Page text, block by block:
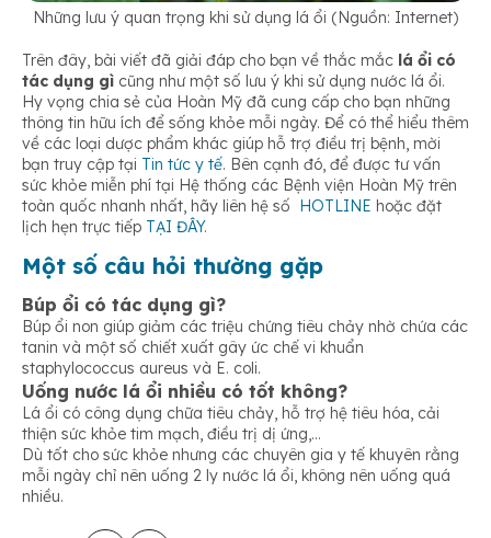
Những lưu ý quan trọng khi sử dụng lá ổi (Nguồn: Internet)
Trên đây, bài viết đã giải đáp cho bạn về thắc mắc lá ổi có
tác dụng gì cũng như một số lưu ý khi sử dụng nước lá ổi.
Hy vọng chia sẻ của Hoàn Mỹ đã cung cấp cho bạn những
thông tin hữu ích để sống khỏe mỗi ngày. Để có thể hiểu thêm
về các loại dược phẩm khác giúp hỗ trợ điều trị bệnh, mời
bạn truy cập tại Tin tức y tế. Bên cạnh đó, để được tư vấn
sức khỏe miễn phí tại Hệ thống các Bệnh viện Hoàn Mỹ trên
toàn quốc nhanh nhất, hãy liên hệ số HOTLINE hoặc đặt
lịch hẹn trực tiếp TẠI ĐÂY.
Một số câu hỏi thường gặp
Búp ổi có tác dụng gì?
Búp ổi non giúp giảm các triệu chứng tiêu chảy nhờ chứa các
tanin và một số chiết xuất gây ức chế vi khuẩn
staphylococcus aureus và E. coli.
Uống nước lá ổi nhiều có tốt không?
Lá ổi có công dụng chữa tiêu chảy, hỗ trợ hệ tiêu hóa, cải
thiện sức khỏe tim mạch, điều trị dị ứng,…
Dù tốt cho sức khỏe nhưng các chuyên gia y tế khuyên rằng
mỗi ngày chỉ nên uống 2 ly nước lá ổi, không nên uống quá
nhiều.